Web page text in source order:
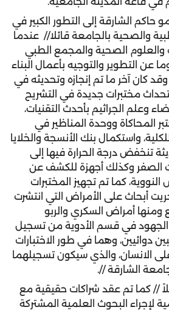
حاكم الشارقة إلى التطور الكبير في
والصحية بالجامعة قائلا// عندما
والعلوم الصحية والمجمع الطبي
عن التطوير والتوجيه بأعمال البناء
وقد كان آخر ما تم إنجازه وتحديثه في
مختبرات جديدة في التشريح
وعلم الجراثيم بأحدث التقنيات،
المحاكاة ووحدة المناظير في
للكلية، واستكمال بنك الأنسجة والخلايا
تنخفض درجة الحرارة فيها إلى
160° تحت الصفر وكذلك أجهزة للكشف عن
النووية، كما تم تجهيز المختبرات
أبحاث على الأمراض التي انتشرت
ومنها أمراض السكري والربو
الجهود في قسم الأدوية من تسجيل
دوائيين، وهما في طور الاختبارات
على الانسان، والذي سيكون تسجيلهما
الشارقة //.
// كما تم عقد شراكات حقيقية مع
لإجراء البحوث العلمية المشتركة